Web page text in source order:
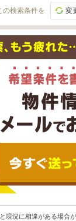
の検索条件を 変
現況に相違がある場合